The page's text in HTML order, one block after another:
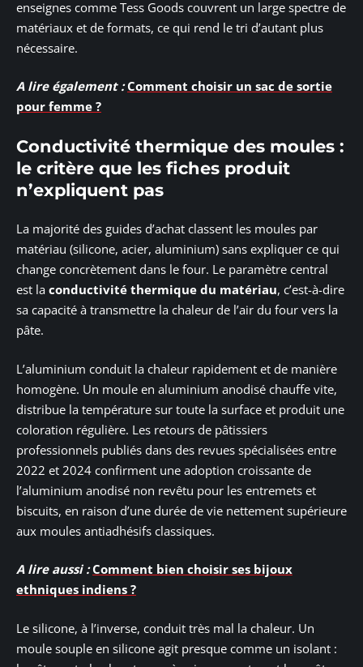
enseignes comme Tess Goods couvrent un large spectre de
matériaux et de formats, ce qui rend le tri d’autant plus
nécessaire.
A lire également : Comment choisir un sac de sortie
pour femme ?
Conductivité thermique des moules :
le critère que les fiches produit
n’expliquent pas
La majorité des guides d’achat classent les moules par
matériau (silicone, acier, aluminium) sans expliquer ce qui
change concrètement dans le four. Le paramètre central
est la conductivité thermique du matériau, c’est-à-dire
sa capacité à transmettre la chaleur de l’air du four vers la
pâte.
L’aluminium conduit la chaleur rapidement et de manière
homogène. Un moule en aluminium anodisé chauffe vite,
distribue la température sur toute la surface et produit une
coloration régulière. Les retours de pâtissiers
professionnels publiés dans des revues spécialisées entre
2022 et 2024 confirment une adoption croissante de
l’aluminium anodisé non revêtu pour les entremets et
biscuits, en raison d’une durée de vie nettement supérieure
aux moules antiadhésifs classiques.
A lire aussi : Comment bien choisir ses bijoux
ethniques indiens ?
Le silicone, à l’inverse, conduit très mal la chaleur. Un
moule souple en silicone agit presque comme un isolant :